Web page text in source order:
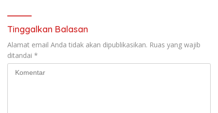
Tinggalkan Balasan
Alamat email Anda tidak akan dipublikasikan. Ruas yang wajib
ditandai *